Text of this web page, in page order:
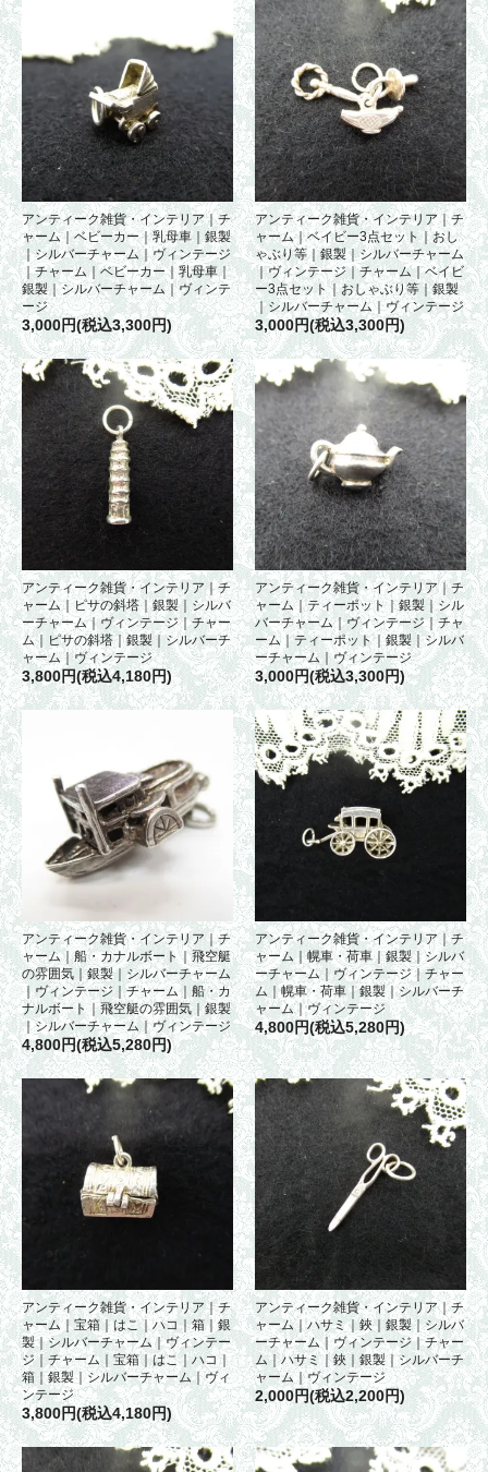
アンティーク雑貨・インテリア｜チ
ャーム｜ベビーカー｜乳母車｜銀製
｜シルバーチャーム｜ヴィンテージ
｜チャーム｜ベビーカー｜乳母車｜
銀製｜シルバーチャーム｜ヴィンテ
ージ
3,000円(税込3,300円)
アンティーク雑貨・インテリア｜チ
ャーム｜ベイビー3点セット｜おし
ゃぶり等｜銀製｜シルバーチャーム
｜ヴィンテージ｜チャーム｜ベイビ
ー3点セット｜おしゃぶり等｜銀製
｜シルバーチャーム｜ヴィンテージ
3,000円(税込3,300円)
アンティーク雑貨・インテリア｜チ
ャーム｜ピサの斜塔｜銀製｜シルバ
ーチャーム｜ヴィンテージ｜チャー
ム｜ピサの斜塔｜銀製｜シルバーチ
ャーム｜ヴィンテージ
3,800円(税込4,180円)
アンティーク雑貨・インテリア｜チ
ャーム｜ティーポット｜銀製｜シル
バーチャーム｜ヴィンテージ｜チャ
ーム｜ティーポット｜銀製｜シルバ
ーチャーム｜ヴィンテージ
3,000円(税込3,300円)
アンティーク雑貨・インテリア｜チ
ャーム｜船・カナルボート｜飛空艇
の雰囲気｜銀製｜シルバーチャーム
｜ヴィンテージ｜チャーム｜船・カ
ナルボート｜飛空艇の雰囲気｜銀製
｜シルバーチャーム｜ヴィンテージ
4,800円(税込5,280円)
アンティーク雑貨・インテリア｜チ
ャーム｜幌車・荷車｜銀製｜シルバ
ーチャーム｜ヴィンテージ｜チャー
ム｜幌車・荷車｜銀製｜シルバーチ
ャーム｜ヴィンテージ
4,800円(税込5,280円)
アンティーク雑貨・インテリア｜チ
ャーム｜宝箱｜はこ｜ハコ｜箱｜銀
製｜シルバーチャーム｜ヴィンテー
ジ｜チャーム｜宝箱｜はこ｜ハコ｜
箱｜銀製｜シルバーチャーム｜ヴィ
ンテージ
3,800円(税込4,180円)
アンティーク雑貨・インテリア｜チ
ャーム｜ハサミ｜鋏｜銀製｜シルバ
ーチャーム｜ヴィンテージ｜チャー
ム｜ハサミ｜鋏｜銀製｜シルバーチ
ャーム｜ヴィンテージ
2,000円(税込2,200円)